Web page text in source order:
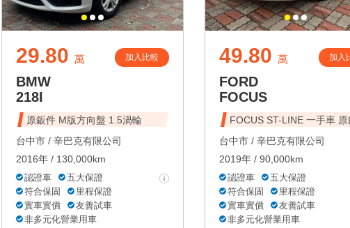
29.80 萬 加入比較
BMW
218I
原鈑件 M版方向盤 1.5渦輪
台中市 / 辛巴克有限公司
2016年 / 130,000km
認證車
五大保證
符合保固
里程保證
實車實價
友善試車
非多元化營業用車
49.80 萬 加入
FORD
FOCUS
FOCUS ST-LINE 一手車 原
台中市 / 辛巴克有限公司
2019年 / 90,000km
認證車
五大保證
符合保固
里程保證
實車實價
友善試車
非多元化營業用車